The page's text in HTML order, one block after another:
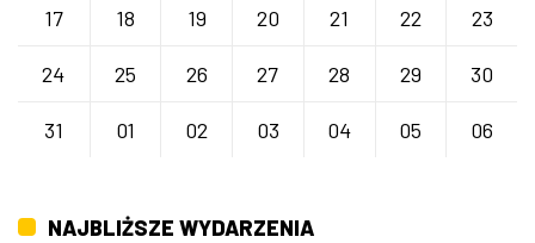
17 18 19 20 21 22 23
24 25 26 27 28 29 30
31 01 02 03 04 05 06
NAJBLIŻSZE WYDARZENIA